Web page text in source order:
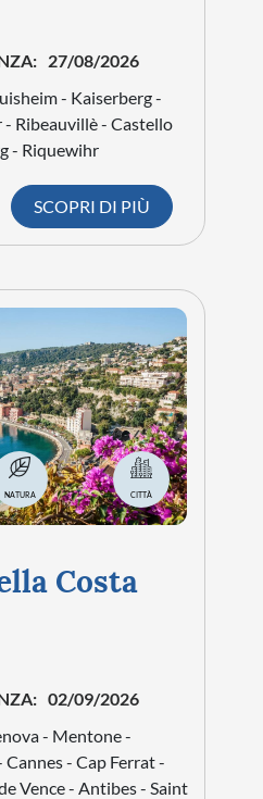
27/08/2026
- Kaiserberg -
Ribeauvillè - Castello
- Riquewihr
SCOPRI DI PIÙ
NATURA CITTÀ
Costa
02/09/2026
- Mentone -
- Cap Ferrat -
Vence - Antibes - Saint